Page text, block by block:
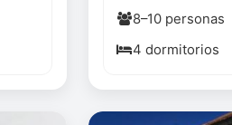
8–10 personas
4 dormitorios